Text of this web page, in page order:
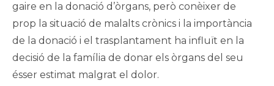
gaire en la donació d’òrgans, però conèixer de
prop la situació de malalts crònics i la importància
de la donació i el trasplantament ha influït en la
decisió de la família de donar els òrgans del seu
ésser estimat malgrat el dolor.